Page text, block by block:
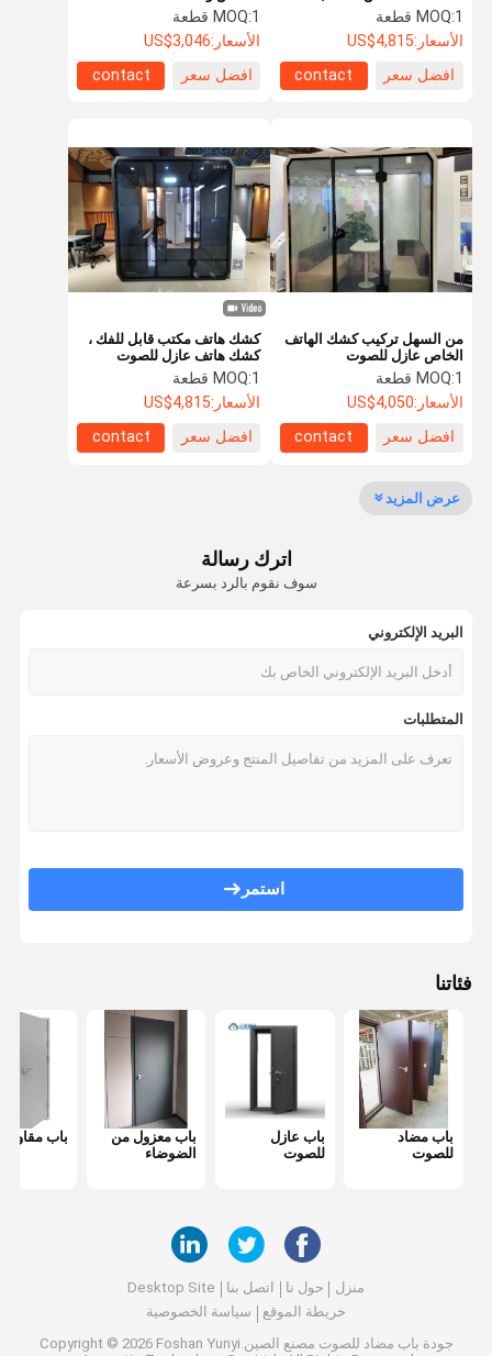
مراقبة الجودة اتصل بنا القضايا
باب مضاد للصوت
باب مضاد للحريق
مقسم غرفة معلقة
غرفه هاتفية عازلة للصوت
صندوق اجتماعات المكتب
غطاء المكتب المتحرك
MOQ:1 قطعة
الأسعار:US$4,815
افضل سعر
contact
MOQ:1 قطعة
الأسعار:US$3,046
افضل سعر
contact
من السهل تركيب كشك الهاتف
الخاص عازل للصوت
للاجتماعات الداخلية
MOQ:1 قطعة
الأسعار:US$4,050
افضل سعر
contact
كشك هاتف مكتب قابل للفك ،
كشك هاتف عازل للصوت
للمكتب
MOQ:1 قطعة
الأسعار:US$4,815
افضل سعر
contact
عرض المزيد
اترك رسالة
سوف نقوم بالرد بسرعة
البريد الإلكتروني
المتطلبات
استمر
فئاتنا
باب مضاد
للصوت
باب عازل
للصوت
باب معزول من
الضوضاء
باب مقاوم
منزل حول نا اتصل بنا
Desktop Site
خريطة الموقع
سياسة الخصوصية
جودة باب مضاد للصوت
مصنع الصين.Copyright © 2026 Foshan Yunyi